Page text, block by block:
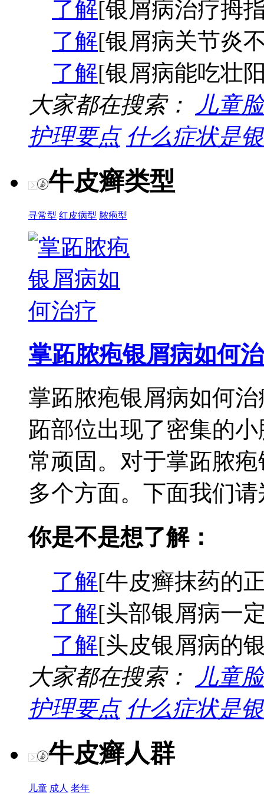
了解[银屑病治疗拇
了解[银屑病关节炎
了解[银屑病能吃壮
大家都在搜索：
儿童
护理要点 什么症状是
牛皮癣类型
寻常型 红皮病型 脓疱型
掌跖脓疱银屑病如何治
掌跖脓疱银屑病如何
跖部位出现了密集的
常顽固。对于掌跖脓
多个方面。下面我们
你是不是想了解：
了解[牛皮癣抹药的
了解[头部银屑病一
了解[头皮银屑病的
大家都在搜索：
儿童
护理要点 什么症状是
牛皮癣人群
儿童 成人 老年